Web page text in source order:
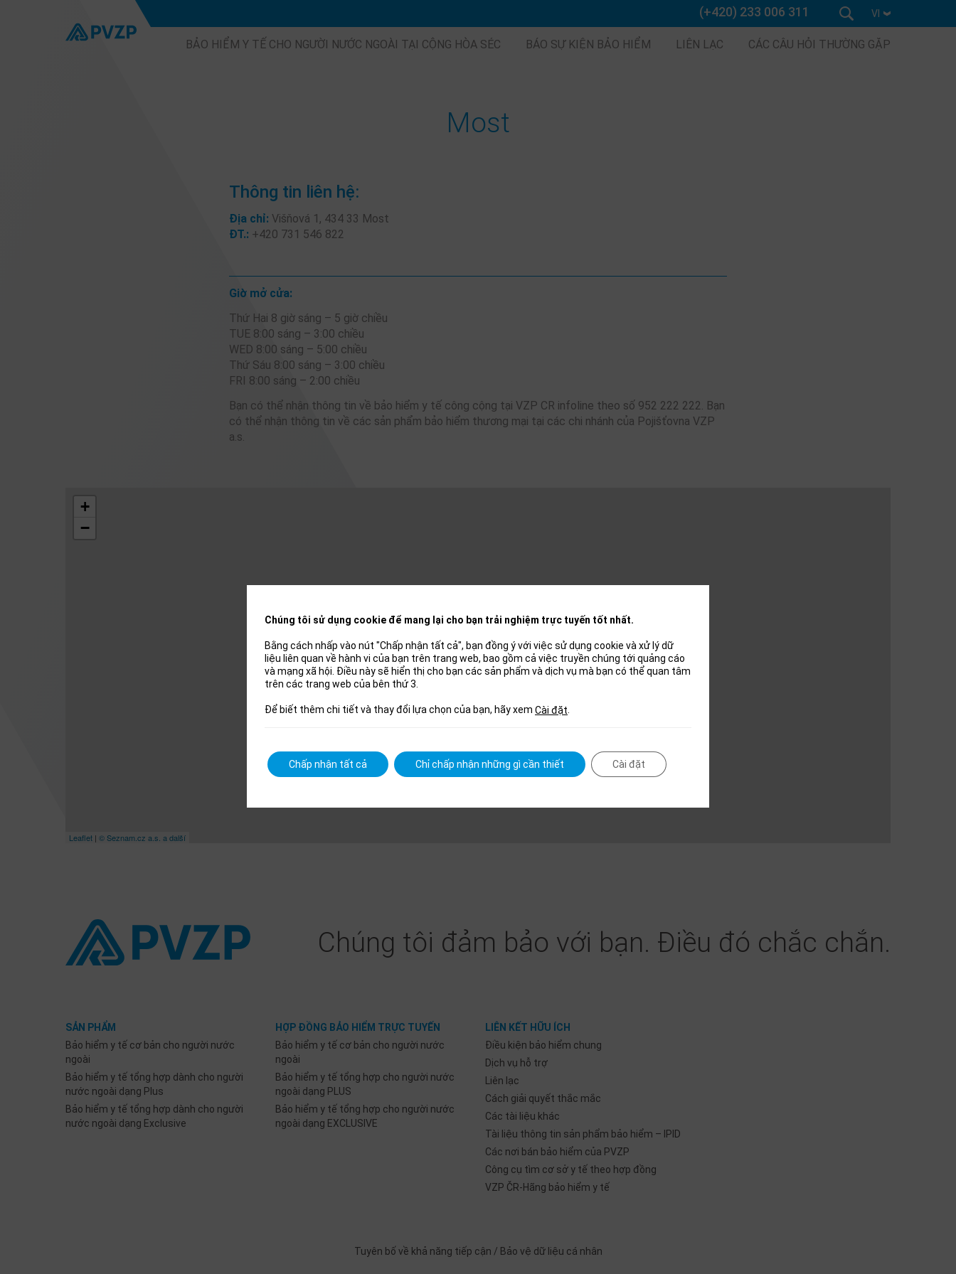
(+420) 233 006 311 VI
BẢO HIỂM Y TẾ CHO NGƯỜI NƯỚC NGOÀI TẠI CỘNG HÒA SÉC BÁO SỰ KIỆN BẢO HIỂM LIÊN LẠC CÁC CÂU HỎI THƯỜNG GẶP
Most
Thông tin liên hệ:
Địa chỉ: Višňová 1, 434 33 Most
ĐT.: +420 731 546 822
Giờ mở cửa:
Thứ Hai 8 giờ sáng – 5 giờ chiều
TUE 8:00 sáng – 3:00 chiều
WED 8:00 sáng – 5:00 chiều
Thứ Sáu 8:00 sáng – 3:00 chiều
FRI 8:00 sáng – 2:00 chiều
Bạn có thể nhận thông tin về bảo hiểm y tế công cộng tại VZP CR infoline theo số 952 222 222. Bạn
có thể nhận thông tin về các sản phẩm bảo hiểm thương mại tại các chi nhánh của Pojišťovna VZP
a.s.
+
−
Leaflet | © Seznam.cz a.s. a další
Chúng tôi đảm bảo với bạn. Điều đó chắc chắn.
SẢN PHẨM
Bảo hiểm y tế cơ bản cho người nước
ngoài
Bảo hiểm y tế tổng hợp dành cho người
nước ngoài dạng Plus
Bảo hiểm y tế tổng hợp dành cho người
nước ngoài dạng Exclusive
HỢP ĐỒNG BẢO HIỂM TRỰC TUYẾN
Bảo hiểm y tế cơ bản cho người nước
ngoài
Bảo hiểm y tế tổng hợp cho người nước
ngoài dạng PLUS
Bảo hiểm y tế tổng hợp cho người nước
ngoài dạng EXCLUSIVE
LIÊN KẾT HỮU ÍCH
Điều kiện bảo hiểm chung
Dịch vụ hỗ trợ
Liên lạc
Cách giải quyết thắc mắc
Các tài liệu khác
Tài liệu thông tin sản phẩm bảo hiểm – IPID
Các nơi bán bảo hiểm của PVZP
Công cụ tìm cơ sở y tế theo hợp đồng
VZP ČR-Hãng bảo hiểm y tế
Tuyên bố về khả năng tiếp cận / Bảo vệ dữ liệu cá nhân
Chúng tôi sử dụng cookie để mang lại cho bạn trải nghiệm trực tuyến tốt nhất.
Bằng cách nhấp vào nút "Chấp nhận tất cả", bạn đồng ý với việc sử dụng cookie và xử lý dữ
liệu liên quan về hành vi của bạn trên trang web, bao gồm cả việc truyền chúng tới quảng cáo
và mạng xã hội. Điều này sẽ hiển thị cho bạn các sản phẩm và dịch vụ mà bạn có thể quan tâm
trên các trang web của bên thứ 3.
Để biết thêm chi tiết và thay đổi lựa chọn của bạn, hãy xem Cài đặt
Chấp nhận tất cả Chỉ chấp nhận những gì cần thiết Cài đặt